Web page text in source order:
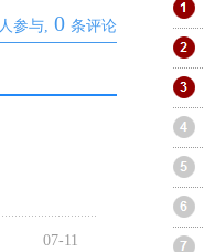
人参与, 0 条评论
07-11